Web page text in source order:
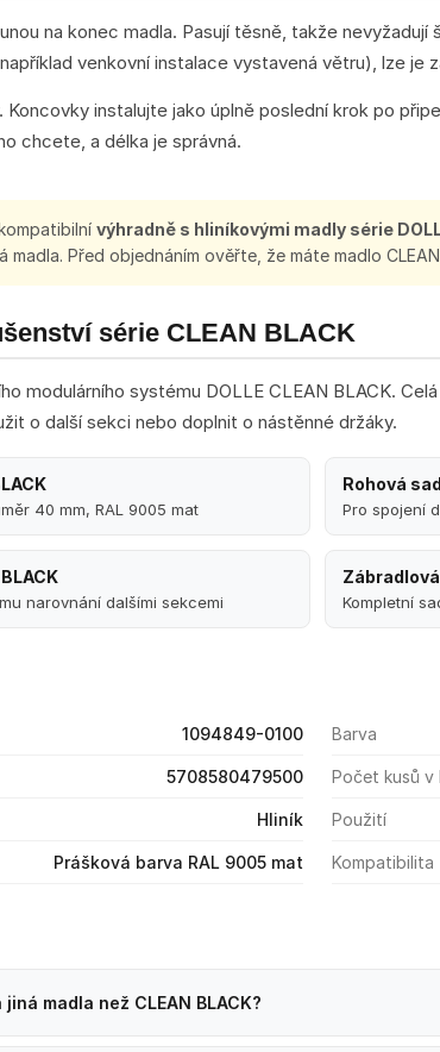
na konec madla. Pasují těsně, takže
venkovní instalace vystavená větru), lze je
instalujte jako úplně poslední krok po
chcete, a délka je správná.
výhradně s hliníkovými madly série
madla. Před objednáním ověřte, že máte madlo CLEAN
série CLEAN BLACK
modulárního systému DOLLE CLEAN BLACK.
o další sekci nebo doplnit o nástěnné držáky.
40 mm, RAL 9005 mat
Rohová
Pro spojení
narovnání dalšími sekcemi
Zábradlová
Kompletní
1094849-0100
5708580479500
Hliník
Prášková barva RAL 9005 mat
Barva
Počet kusů v
Použití
Kompatibilita
madla než CLEAN BLACK?